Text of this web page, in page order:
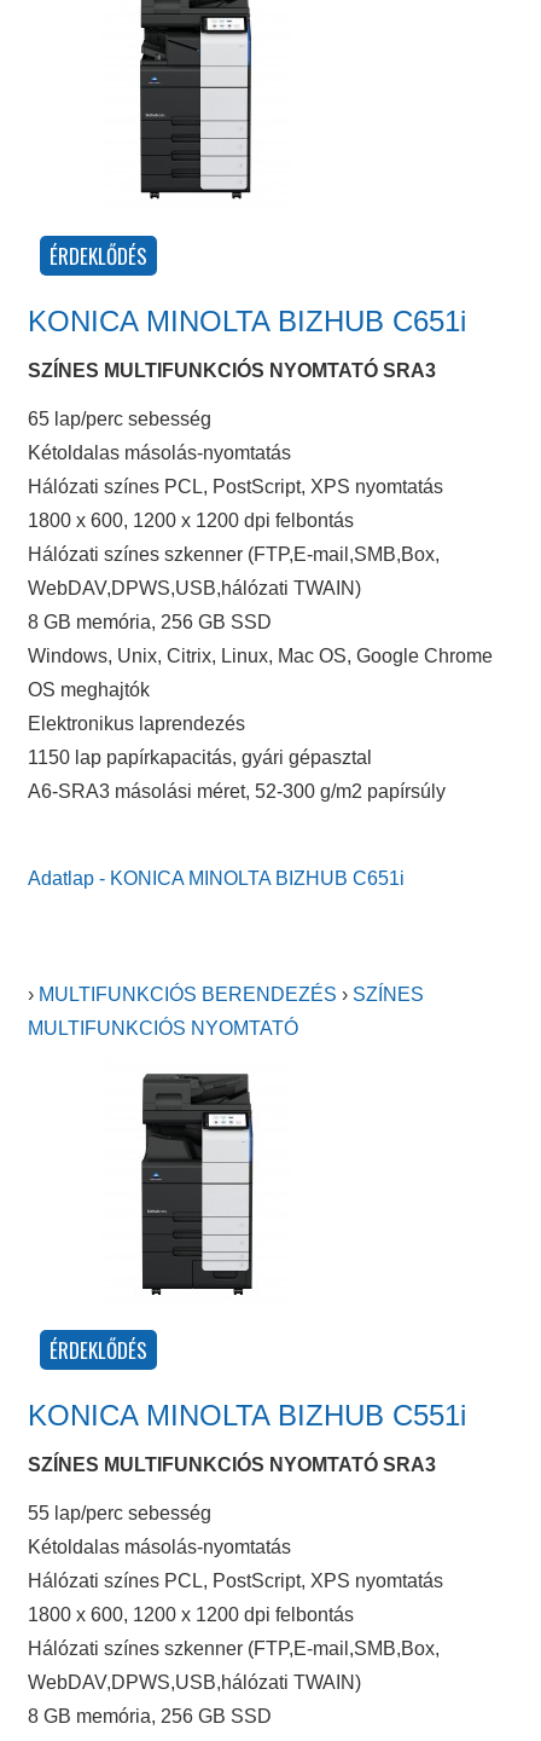
KONICA MINOLTA BIZHUB C651i
SZÍNES MULTIFUNKCIÓS NYOMTATÓ SRA3
65 lap/perc sebesség
Kétoldalas másolás-nyomtatás
Hálózati színes PCL, PostScript, XPS nyomtatás
1800 x 600, 1200 x 1200 dpi felbontás
Hálózati színes szkenner (FTP,E-mail,SMB,Box,
WebDAV,DPWS,USB,hálózati TWAIN)
8 GB memória, 256 GB SSD
Windows, Unix, Citrix, Linux, Mac OS, Google Chrome
OS meghajtók
Elektronikus laprendezés
1150 lap papírkapacitás, gyári gépasztal
A6-SRA3 másolási méret, 52-300 g/m2 papírsúly
Adatlap - KONICA MINOLTA BIZHUB C651i
› MULTIFUNKCIÓS BERENDEZÉS › SZÍNES
MULTIFUNKCIÓS NYOMTATÓ
KONICA MINOLTA BIZHUB C551i
SZÍNES MULTIFUNKCIÓS NYOMTATÓ SRA3
55 lap/perc sebesség
Kétoldalas másolás-nyomtatás
Hálózati színes PCL, PostScript, XPS nyomtatás
1800 x 600, 1200 x 1200 dpi felbontás
Hálózati színes szkenner (FTP,E-mail,SMB,Box,
WebDAV,DPWS,USB,hálózati TWAIN)
8 GB memória, 256 GB SSD